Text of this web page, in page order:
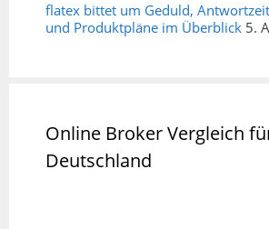
flatex bittet um Geduld,
und Produktpläne im Überblick 5.
Online Broker Vergleich
Deutschland